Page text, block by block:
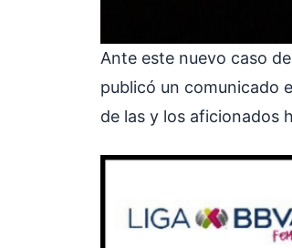
Ante este nuevo caso
publicó un comunicado
de las y los aficionados